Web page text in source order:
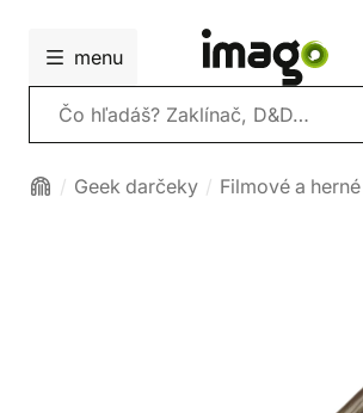
menu
Vyhľadávanie
Geek darčeky Filmové a